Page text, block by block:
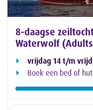
8-daagse
Waterwolf
vrijdag 14 t/m
Boek een bed of hut